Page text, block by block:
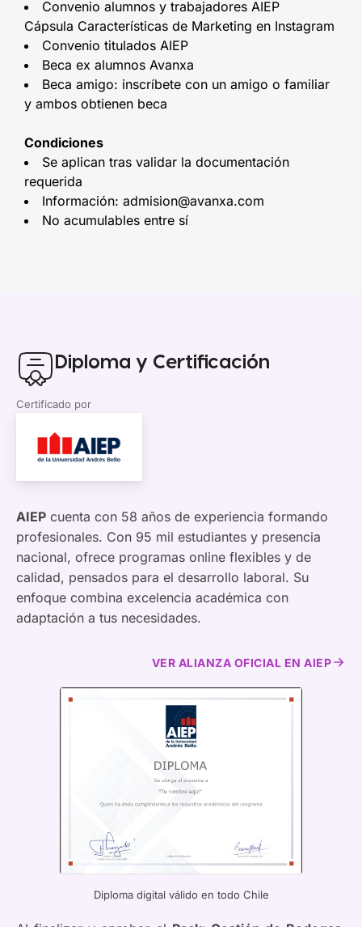
Convenio alumnos y trabajadores AIEP
Cápsula Características de Marketing en Instagram
Convenio titulados AIEP
Beca ex alumnos Avanxa
Beca amigo: inscríbete con un amigo o familiar
y ambos obtienen beca
Condiciones
Se aplican tras validar la documentación
requerida
Información: admision@avanxa.com
No acumulables entre sí
Diploma y Certificación
Certificado por
AIEP cuenta con 58 años de experiencia formando
profesionales. Con 95 mil estudiantes y presencia
nacional, ofrece programas online flexibles y de
calidad, pensados para el desarrollo laboral. Su
enfoque combina excelencia académica con
adaptación a tus necesidades.
VER ALIANZA OFICIAL EN AIEP
Diploma digital válido en todo Chile